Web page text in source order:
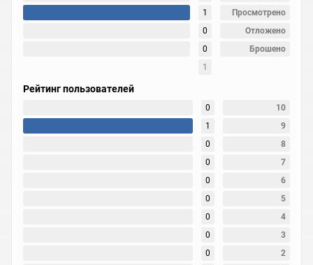
1
Просмотрено
0
Отложено
0
Брошено
1
Рейтинг пользователей
0
10
1
9
0
8
0
7
0
6
0
5
0
4
0
3
0
2